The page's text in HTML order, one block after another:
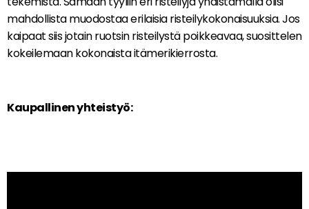
mahdollista muodostaa erilaisia risteilykokonaisuuksia. Jos
kaipaat siis jotain ruotsin risteilystä poikkeavaa, suosittelen
kokeilemaan kokonaista itämerikierrosta.
Kaupallinen yhteistyö: